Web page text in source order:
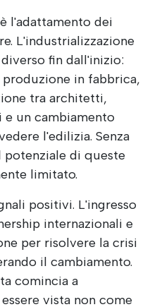
l'adattamento dei
L'industrializzazione
fin dall'inizio:
in fabbrica,
tra architetti,
un cambiamento
l'edilizia. Senza
di queste
limitato.
positivi. L'ingresso
internazionali e
per risolvere la crisi
il cambiamento.
comincia a
vista non come